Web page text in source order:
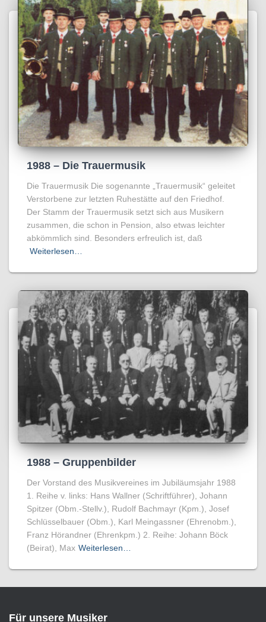
1988 – Die Trauermusik
Die Trauermusik Die sogenannte „Trauermusik“ geleitet
Verstorbene zur letzten Ruhestätte auf den Friedhof.
Der Stamm der Trauermusik setzt sich aus Musikern
zusammen, die schon in Pension, also etwas leichter
abkömmlich sind. Besonders erfreulich ist, daß
Weiterlesen…
1988 – Gruppenbilder
Der Vorstand des Musikvereines im Jubiläumsjahr 1988
1. Reihe v. links: Hans Wallner (Schriftführer), Johann
Spitzer (Obm.-Stellv.), Rudolf Bachmayr (Kpm.), Josef
Schlüsselbauer (Obm.), Karl Meingassner (Ehrenobm.),
Franz Hörandner (Ehrenkpm.) 2. Reihe: Johann Böck
(Beirat), Max Weiterlesen…
Für unsere Musiker